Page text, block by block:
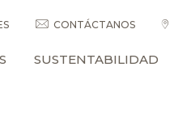
CONTÁCTANOS
SUSTENTABILIDAD